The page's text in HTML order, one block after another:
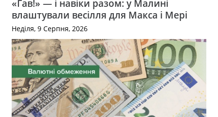
«Гав!» — і навіки разом: у Малині
влаштували весілля для Макса і Мері
Неділя, 9 Серпня, 2026